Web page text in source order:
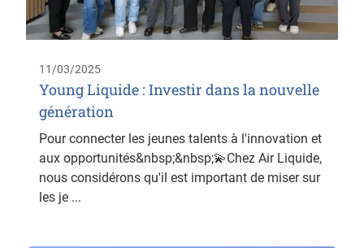
11/03/2025
Young Liquide : Investir dans la nouvelle
génération
Pour connecter les jeunes talents à l'innovation et
aux opportunités&nbsp;&nbsp;💫Chez Air Liquide,
nous considérons qu'il est important de miser sur
les je ...